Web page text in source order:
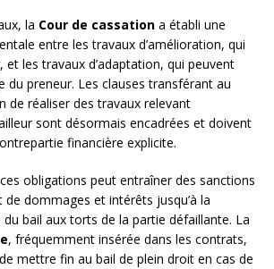
la Cour de cassation a établi une
entre les travaux d’amélioration, qui
et les travaux d’adaptation, qui peuvent
du preneur. Les clauses transférant au
de réaliser des travaux relevant
sont désormais encadrées et doivent
financière explicite.
obligations peut entraîner des sanctions
dommages et intérêts jusqu’à la
bail aux torts de la partie défaillante. La
, fréquemment insérée dans les contrats,
mettre fin au bail de plein droit en cas de